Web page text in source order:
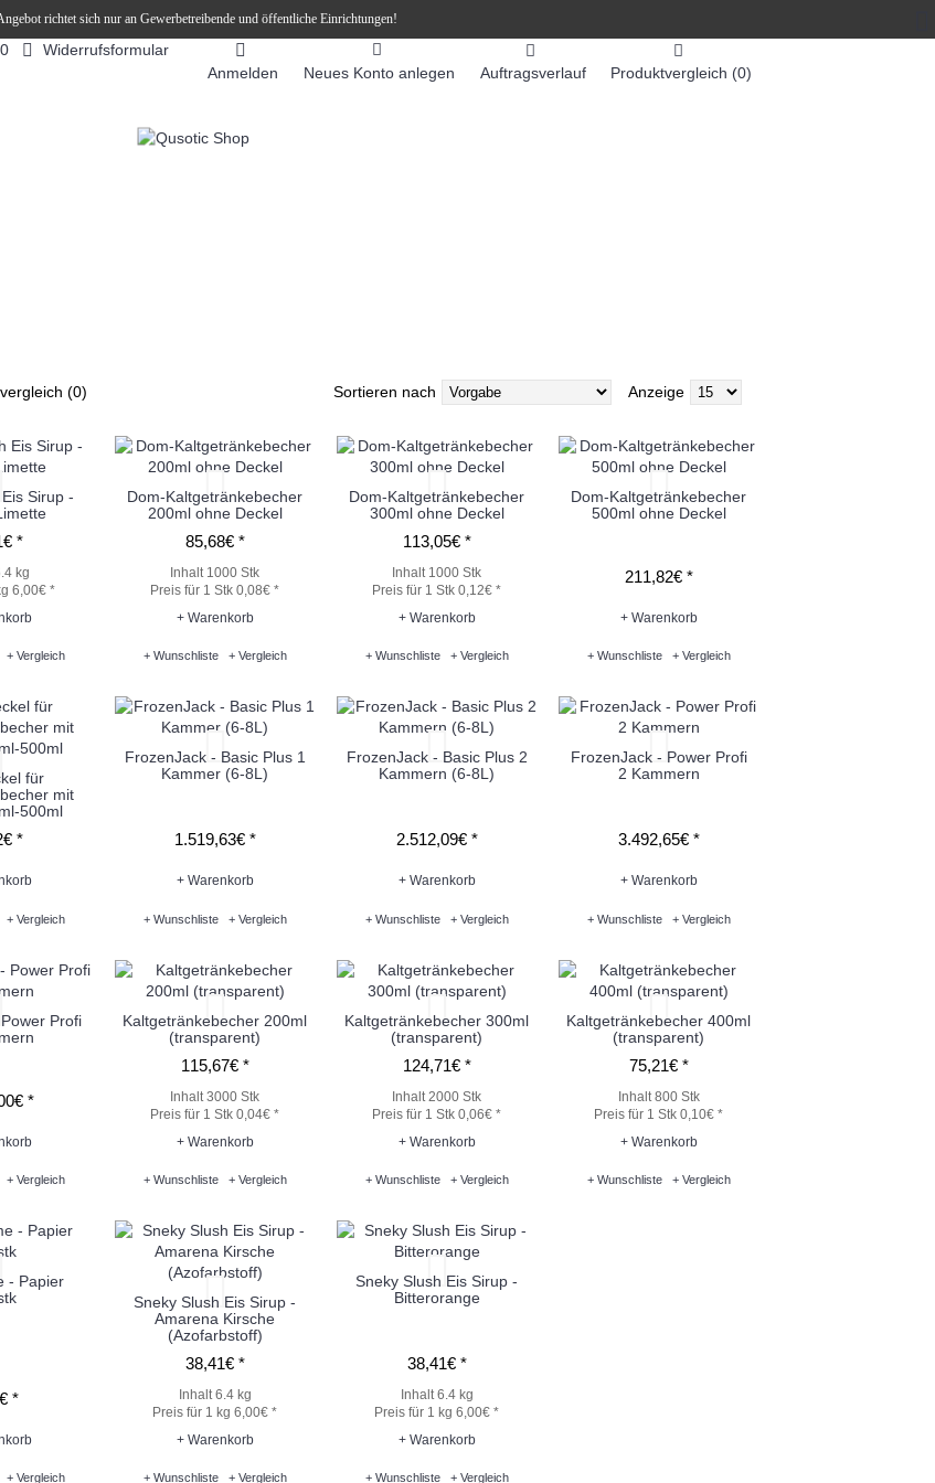
richtet sich nur an Gewerbetreibende und öffentliche Einrichtungen!
Widerrufsformular
Anmelden
Neues Konto anlegen Auftragsverlauf Produktvergleich (0)
(0) Anzeige
Sortieren nach
Sirup -
*
kg
6,00€ *
+ Vergleich
Dom-Kaltgetränkebecher
200ml ohne Deckel
85,68€ *
Inhalt 1000 Stk
Preis für 1 Stk 0,08€ *
+ Warenkorb
+ Wunschliste + Vergleich
Dom-Kaltgetränkebecher
300ml ohne Deckel
113,05€ *
Inhalt 1000 Stk
Preis für 1 Stk 0,12€ *
+ Warenkorb
+ Wunschliste + Vergleich
Dom-Kaltgetränkebecher
500ml ohne Deckel
211,82€ *
+ Warenkorb
+ Wunschliste + Vergleich
für
mit
500ml
*
+ Vergleich
FrozenJack - Basic Plus 1
Kammer (6-8L)
1.519,63€ *
+ Warenkorb
+ Wunschliste + Vergleich
FrozenJack - Basic Plus 2
Kammern (6-8L)
2.512,09€ *
+ Warenkorb
+ Wunschliste + Vergleich
FrozenJack - Power Profi
2 Kammern
3.492,65€ *
+ Warenkorb
+ Wunschliste + Vergleich
Profi
*
+ Vergleich
Kaltgetränkebecher 200ml
(transparent)
115,67€ *
Inhalt 3000 Stk
Preis für 1 Stk 0,04€ *
+ Warenkorb
+ Wunschliste + Vergleich
Kaltgetränkebecher 300ml
(transparent)
124,71€ *
Inhalt 2000 Stk
Preis für 1 Stk 0,06€ *
+ Warenkorb
+ Wunschliste + Vergleich
Kaltgetränkebecher 400ml
(transparent)
75,21€ *
Inhalt 800 Stk
Preis für 1 Stk 0,10€ *
+ Warenkorb
+ Wunschliste + Vergleich
- Papier
*
+ Vergleich
Sneky Slush Eis Sirup -
Amarena Kirsche
(Azofarbstoff)
38,41€ *
Inhalt 6.4 kg
Preis für 1 kg 6,00€ *
+ Warenkorb
+ Wunschliste + Vergleich
Sneky Slush Eis Sirup -
Bitterorange
38,41€ *
Inhalt 6.4 kg
Preis für 1 kg 6,00€ *
+ Warenkorb
+ Wunschliste + Vergleich